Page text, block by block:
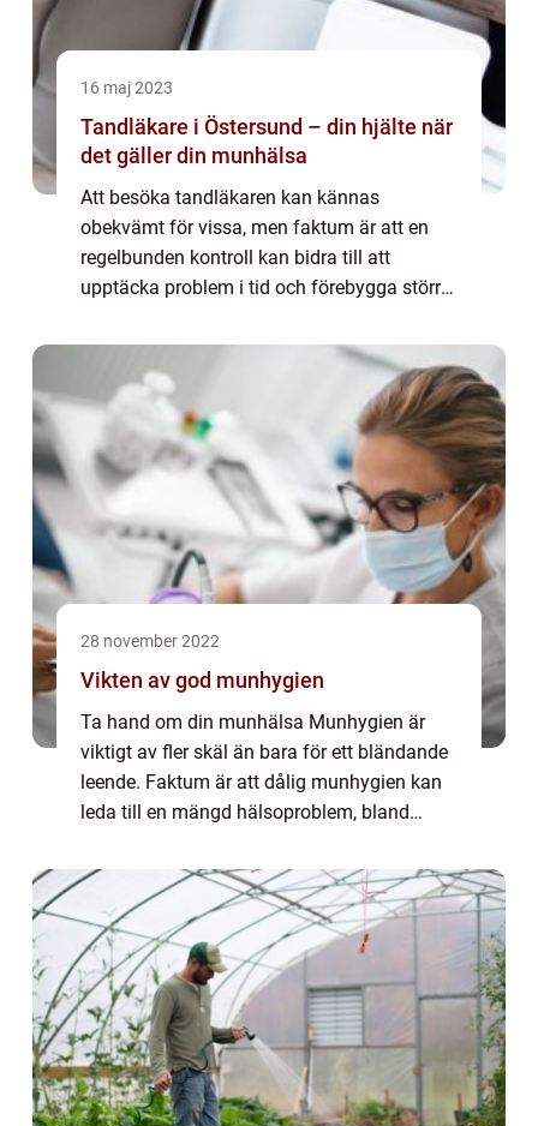
16 maj 2023
Tandläkare i Östersund – din hjälte när
det gäller din munhälsa
Att besöka tandläkaren kan kännas
obekvämt för vissa, men faktum är att en
regelbunden kontroll kan bidra till att
upptäcka problem i tid och förebygga större
vi att utforska varför det är viktigt att
besök...
28 november 2022
Vikten av god munhygien
Ta hand om din munhälsa Munhygien är
viktigt av fler skäl än bara för ett bländande
leende. Faktum är att dålig munhygien kan
leda till en mängd hälsoproblem, bland
andedräkt. Därför är det så viktigt att be...